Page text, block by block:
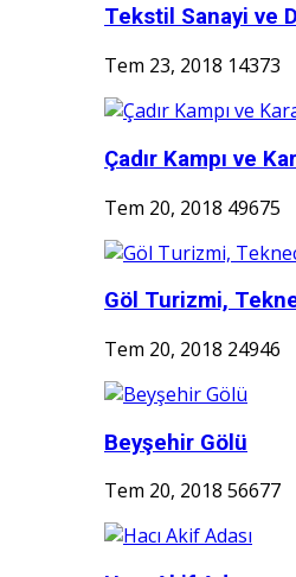
Tekstil Sanayi ve
Tem 23, 2018 14373
Çadır Kampı ve
Tem 20, 2018 49675
Göl Turizmi,
Tem 20, 2018 24946
Beyşehir Gölü
Tem 20, 2018 56677